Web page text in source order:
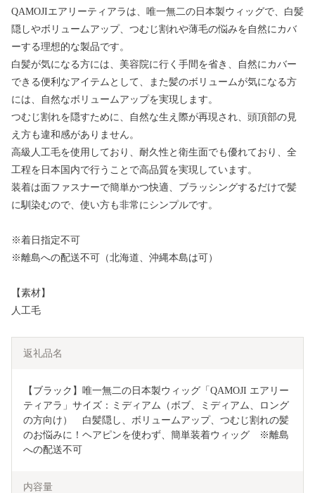
QAMOJIエアリーティアラは、唯一無二の日本製ウィッグで、白髪
隠しやボリュームアップ、つむじ割れや薄毛の悩みを自然にカバ
ーする理想的な製品です。
白髪が気になる方には、美容院に行く手間を省き、自然にカバー
できる便利なアイテムとして、また髪のボリュームが気になる方
には、自然なボリュームアップを実現します。
つむじ割れを隠すために、自然な生え際が再現され、頭頂部の見
え方も違和感がありません。
高級人工毛を使用しており、耐久性と衛生面でも優れており、全
工程を日本国内で行うことで高品質を実現しています。
装着は面ファスナーで簡単かつ快適、ブラッシングするだけで髪
に馴染むので、使い方も非常にシンプルです。
※着日指定不可
※離島への配送不可（北海道、沖縄本島は可）
【素材】
人工毛
返礼品名
【ブラック】唯一無二の日本製ウィッグ「QAMOJI エアリー
ティアラ」サイズ：ミディアム（ボブ、ミディアム、ロング
の方向け）　白髪隠し、ボリュームアップ、つむじ割れの髪
のお悩みに！ヘアピンを使わず、簡単装着ウィッグ　※離島
への配送不可
内容量